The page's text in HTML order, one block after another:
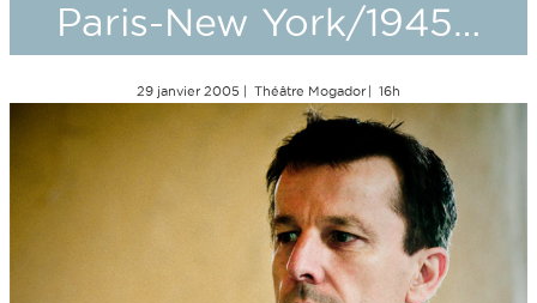
Paris-New York/1945…
29 janvier 2005 Théâtre Mogador 16h